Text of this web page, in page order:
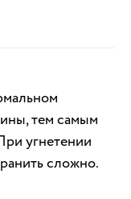
тем самым
угнетении
сложно.